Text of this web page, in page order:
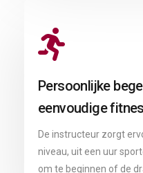
Persoonlijke
eenvoudige
De instructeur zorgt
niveau, uit een uur
om te beginnen of de